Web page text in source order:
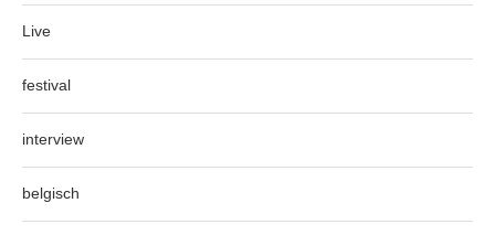
Live
festival
interview
belgisch